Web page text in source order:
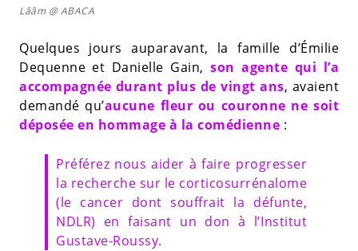
Lââm @ ABACA
Quelques jours auparavant, la famille d’Émilie
Dequenne et Danielle Gain,son agente qui l’a
accompagnée durant plus de vingt ans, avaient
demandé qu’aucune fleur ou couronne ne soit
déposée en hommage à la comédienne :
Préférez nous aider à faire progresser
la recherche sur le corticosurrénalome
(le cancer dont souffrait la défunte,
NDLR) en faisant un don à l’Institut
Gustave-Roussy.